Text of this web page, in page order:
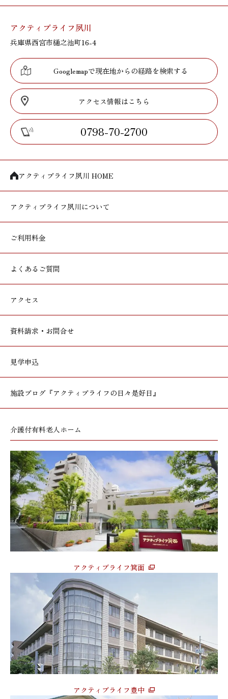
アクティブライフ夙川
兵庫県西宮市樋之池町16-4
Googlemapで現在地からの経路を検索する
アクセス情報はこちら
0798-70-2700
アクティブライフ夙川 HOME
アクティブライフ夙川について
ご利用料金
よくあるご質問
アクセス
資料請求・お問合せ
見学申込
施設ブログ 『アクティブライフの日々是好日』
介護付有料老人ホーム
アクティブライフ箕面
アクティブライフ豊中